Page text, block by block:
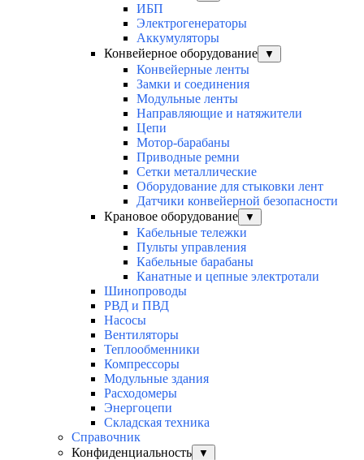
ИБП
Электрогенераторы
Аккумуляторы
Конвейерное оборудование
▼
Конвейерные ленты
Замки и соединения
Модульные ленты
Направляющие и натяжители
Цепи
Мотор-барабаны
Приводные ремни
Сетки металлические
Оборудование для стыковки лент
Датчики конвейерной безопасности
Крановое оборудование
▼
Кабельные тележки
Пульты управления
Кабельные барабаны
Канатные и цепные электротали
Шинопроводы
РВД и ПВД
Насосы
Вентиляторы
Теплообменники
Компрессоры
Модульные здания
Расходомеры
Энергоцепи
Складская техника
Справочник
Конфиденциальность
▼